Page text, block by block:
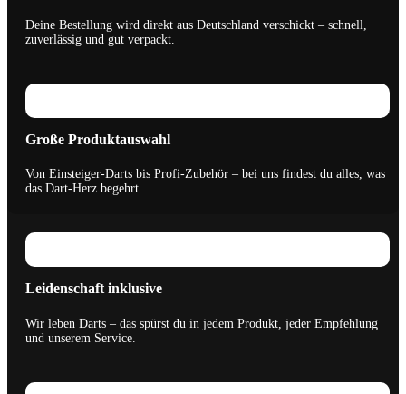
Deine Bestellung wird direkt aus Deutschland verschickt – schnell,
zuverlässig und gut verpackt.
Große Produktauswahl
Von Einsteiger-Darts bis Profi-Zubehör – bei uns findest du alles, was
das Dart-Herz begehrt.
Leidenschaft inklusive
Wir leben Darts – das spürst du in jedem Produkt, jeder Empfehlung
und unserem Service.